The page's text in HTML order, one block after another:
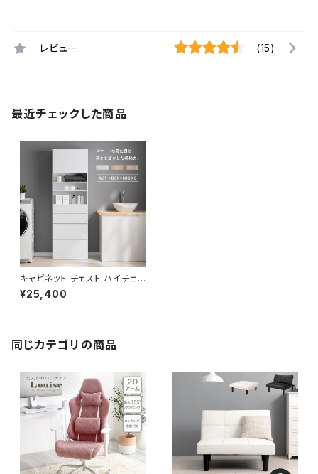
レビュー (15)
最近チェックした商品
キャビネット チェスト ハイチェス
ト ラック 隙間収納 ハイタイプ
幅59 奥行31 高さ180.5
¥25,400
同じカテゴリの商品